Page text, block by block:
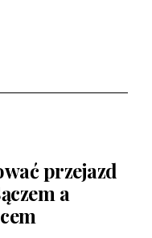
przejazd
a